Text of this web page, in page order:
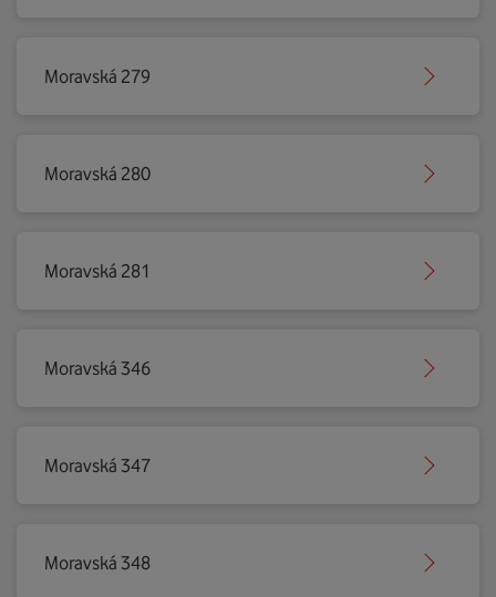
Moravská 279
Moravská 280
Moravská 281
Moravská 346
Moravská 347
Moravská 348